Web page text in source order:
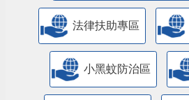
法律扶助專區
小黑蚊防治區